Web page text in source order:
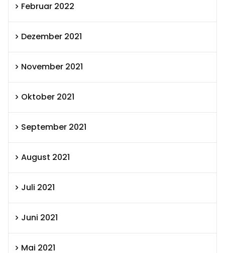
Februar 2022
Dezember 2021
November 2021
Oktober 2021
September 2021
August 2021
Juli 2021
Juni 2021
Mai 2021